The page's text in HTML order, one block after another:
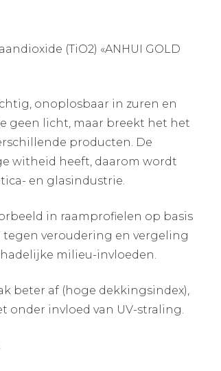
(TiO2) «ANHUI GOLD
onoplosbaar in zuren en
geen licht, maar breekt het het
producten. De
witheid heeft, daarom wordt
en glasindustrie.
in raamprofielen op basis
veroudering en vergeling
milieu-invloeden.
beter af (hoge dekkingsindex),
onder invloed van UV-straling.